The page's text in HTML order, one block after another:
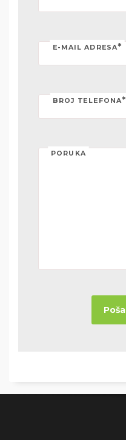
E-MAIL ADRESA*
BROJ TELEFONA*
PORUKA